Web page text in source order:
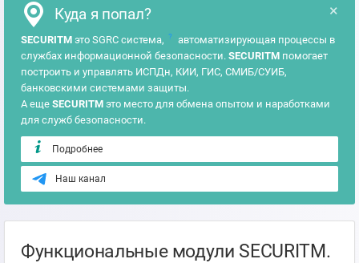
×
Куда я попал?
SECURITM это SGRC система, ?
автоматизирующая процессы в
службах информационной безопасности. SECURITM помогает
построить и управлять ИСПДн, КИИ, ГИС, СМИБ/СУИБ,
банковскими системами защиты.
А еще SECURITM это место для обмена опытом и наработками
для служб безопасности.
Подробнее
Наш канал
Функциональные модули SECURITM.